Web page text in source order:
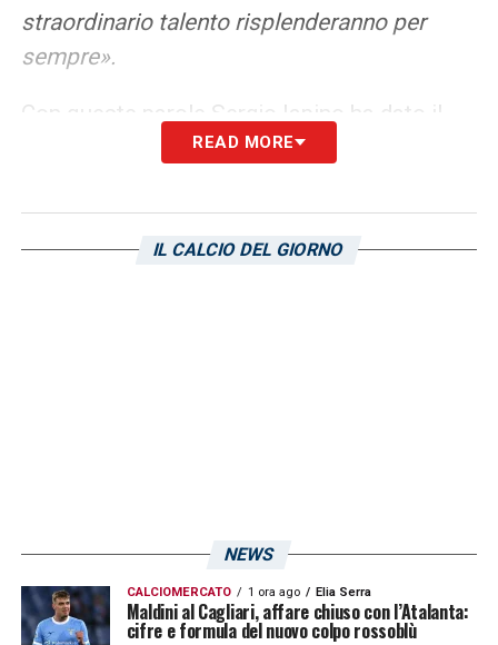
straordinario talento risplenderanno per
sempre».
Con queste parole Sergio Iapino ha dato il
triste annuncio unendosi al dolore degli
Paola e Claudia Boncompagni, degli amici di
una vita e dei collaboratori più stretti.
READ MORE
IL CALCIO DEL GIORNO
NEWS
CALCIOMERCATO 1 ora ago Elia Serra
Maldini al Cagliari, affare chiuso con l’Atalanta:
cifre e formula del nuovo colpo rossoblù